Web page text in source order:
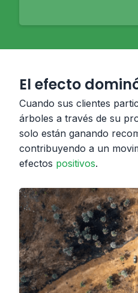
El efecto
Cuando sus clientes
árboles a través de su
solo están ganando
contribuyendo a un
efectos positivos.